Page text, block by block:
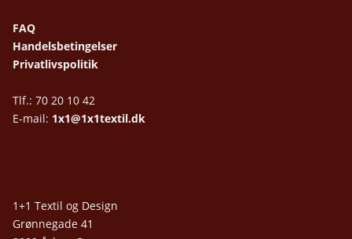
FAQ
Handelsbetingelser
Privatlivspolitik
Tlf.: 70 20 10 42
E-mail: 1x1@1x1textil.dk
1+1 Textil og Design
Grønnegade 41